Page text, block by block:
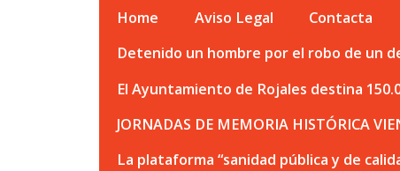
Home Aviso Legal Contacta
Detenido un hombre por el robo de un
El Ayuntamiento de Rojales destina
JORNADAS DE MEMORIA HISTÓRICA
La plataforma “sanidad pública y de